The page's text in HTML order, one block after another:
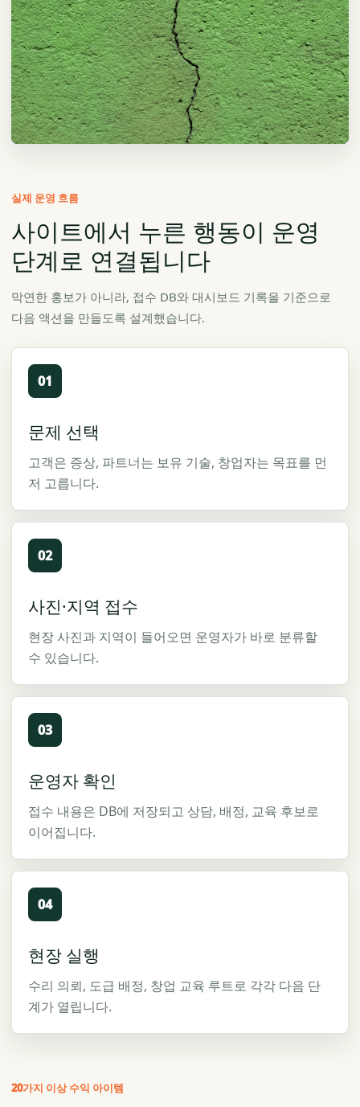
니다.
실제 운영 흐름
사이트에서 누른 행동이 운영
단계로 연결됩니다
막연한 홍보가 아니라, 접수 DB와 대시보드 기록을 기준으로
다음 액션을 만들도록 설계했습니다.
01
문제 선택
고객은 증상, 파트너는 보유 기술, 창업자는 목표를 먼
저 고릅니다.
02
사진·지역 접수
현장 사진과 지역이 들어오면 운영자가 바로 분류할
수 있습니다.
03
운영자 확인
접수 내용은 DB에 저장되고 상담, 배정, 교육 후보로
이어집니다.
04
현장 실행
수리 의뢰, 도급 배정, 창업 교육 루트로 각각 다음 단
계가 열립니다.
20가지 이상 수익 아이템